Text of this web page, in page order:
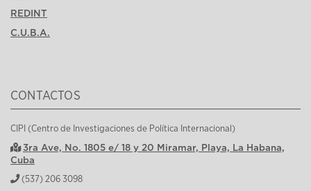
REDINT
C.U.B.A.
CONTACTOS
CIPI (Centro de Investigaciones de Política Internacional)
3ra Ave, No. 1805 e/ 18 y 20 Miramar, Playa, La Habana,
Cuba
(537) 206 3098